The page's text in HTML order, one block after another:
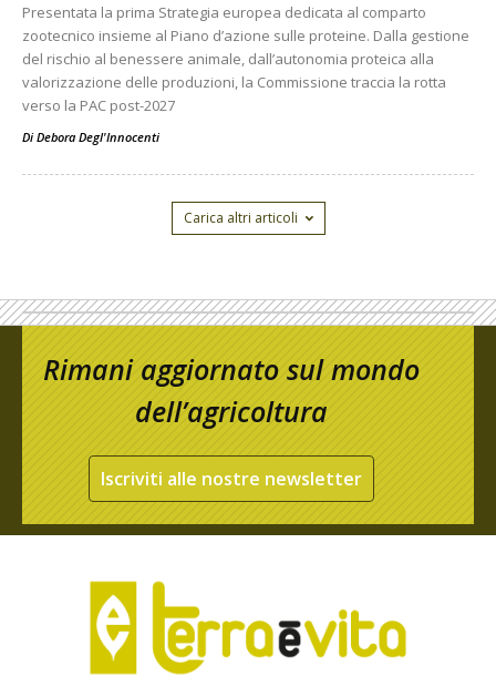
Presentata la prima Strategia europea dedicata al comparto
zootecnico insieme al Piano d’azione sulle proteine. Dalla gestione
del rischio al benessere animale, dall’autonomia proteica alla
valorizzazione delle produzioni, la Commissione traccia la rotta
verso la PAC post-2027
Di Debora Degl'Innocenti
Carica altri articoli
Rimani aggiornato sul mondo
dell’agricoltura
Iscriviti alle nostre newsletter